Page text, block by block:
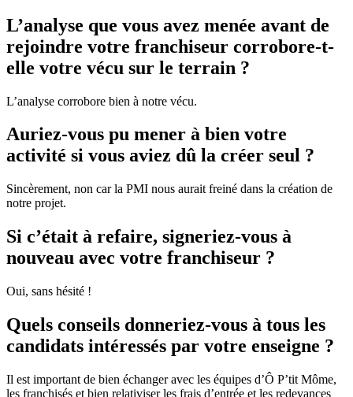
L’analyse que vous avez menée avant de
rejoindre votre franchiseur corrobore-t-
elle votre vécu sur le terrain ?
L’analyse corrobore bien à notre vécu.
Auriez-vous pu mener à bien votre
activité si vous aviez dû la créer seul ?
Sincèrement, non car la PMI nous aurait freiné dans la création de
notre projet.
Si c’était à refaire, signeriez-vous à
nouveau avec votre franchiseur ?
Oui, sans hésité !
Quels conseils donneriez-vous à tous les
candidats intéressés par votre enseigne ?
Il est important de bien échanger avec les équipes d’Ô P’tit Môme,
les franchisés et bien relativiser les frais d’entrée et les redevances